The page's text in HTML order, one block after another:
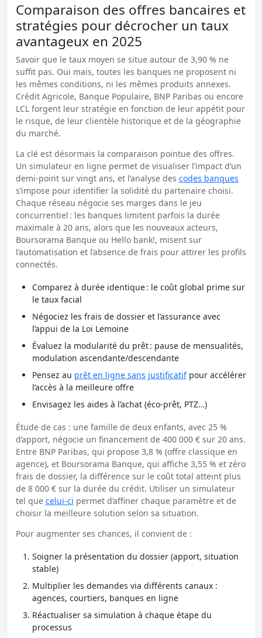
Comparaison des offres bancaires et
stratégies pour décrocher un taux
avantageux en 2025
Savoir que le taux moyen se situe autour de 3,90 % ne
suffit pas. Oui mais, toutes les banques ne proposent ni
les mêmes conditions, ni les mêmes produits annexes.
Crédit Agricole, Banque Populaire, BNP Paribas ou encore
LCL forgent leur stratégie en fonction de leur appétit pour
le risque, de leur clientèle historique et de la géographie
du marché.
La clé est désormais la comparaison pointue des offres.
Un simulateur en ligne permet de visualiser l’impact d’un
demi-point sur vingt ans, et l’analyse des codes banques
s’impose pour identifier la solidité du partenaire choisi.
Chaque réseau négocie ses marges dans le jeu
concurrentiel : les banques limitent parfois la durée
maximale à 20 ans, alors que les nouveaux acteurs,
Boursorama Banque ou Hello bank!, misent sur
l’automatisation et l’absence de frais pour attirer les profils
connectés.
Comparez à durée identique : le coût global prime sur
le taux facial
Négociez les frais de dossier et l’assurance avec
l’appui de la Loi Lemoine
Évaluez la modularité du prêt : pause de mensualités,
modulation ascendante/descendante
Pensez au prêt en ligne sans justificatifpour accélérer
l’accès à la meilleure offre
Envisagez les aides à l’achat (éco-prêt, PTZ…)
Étude de cas : une famille de deux enfants, avec 25 %
d’apport, négocie un financement de 400 000 € sur 20 ans.
Entre BNP Paribas, qui propose 3,8 % (offre classique en
agence), et Boursorama Banque, qui affiche 3,55 % et zéro
frais de dossier, la différence sur le coût total atteint plus
de 8 000 € sur la durée du crédit. Utiliser un simulateur
tel que celui-ci permet d’affiner chaque paramètre et de
choisir la meilleure solution selon sa situation.
Pour augmenter ses chances, il convient de :
Soigner la présentation du dossier (apport, situation
stable)
Multiplier les demandes via différents canaux :
agences, courtiers, banques en ligne
Réactualiser sa simulation à chaque étape du
processus